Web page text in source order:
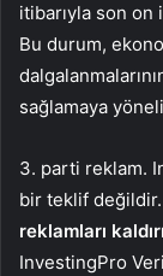
itibarıyla son on
Bu durum,
sağlamaya
3. parti reklam.
bir teklif değildir.
reklamları
InvestingPro